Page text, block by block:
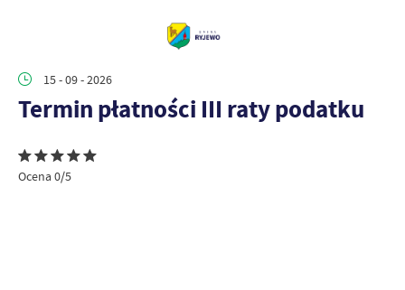
15 - 09 - 2026
Termin płatności III raty podatku
Ocena 0/5